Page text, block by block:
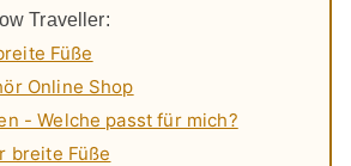
Traveller:
Füße
Online Shop
- Welche passt für mich?
breite Füße